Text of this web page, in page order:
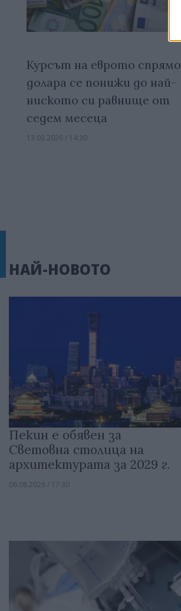
Курсът на еврото спрямо
долара се понижи до най-
ниското си равнище от
седем месеца
13.03.2026 / 14:30
НАЙ-НОВОТО
Пекин е обявен за
Световна столица на
архитектурата за 2029 г.
06.08.2026 / 17:30